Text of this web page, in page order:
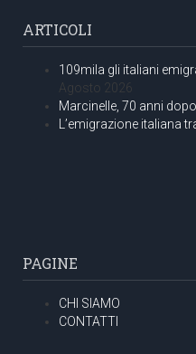
ARTICOLI
109mila gli italiani
Agosto 2026
Marcinelle, 70 anni dopo
L’emigrazione italiana
PAGINE
CHI SIAMO
CONTATTI